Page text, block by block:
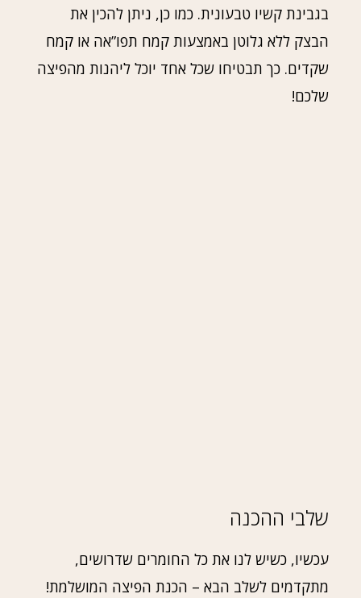
בגבינת קשיו טבעונית. כמו כן, ניתן להכין את
הבצק ללא גלוטן באמצעות קמח תפו”אה או קמח
שקדים. כך תבטיחו שכל אחד יוכל ליהנות מהפיצה
שלכם!
שלבי ההכנה
עכשיו, כשיש לנו את כל החומרים שדרושים,
מתקדמים לשלב הבא – הכנת הפיצה המושלמת!